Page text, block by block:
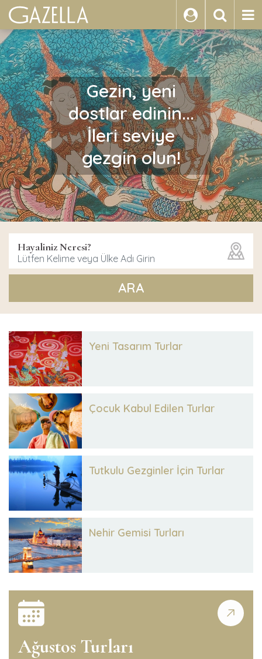
ARA
Gezin, yeni
dostlar edinin...
İleri seviye
gezgin olun!
Hayaliniz Neresi?
ARA
Yeni Tasarım Turlar
Çocuk Kabul Edilen Turlar
Tutkulu Gezginler İçin Turlar
Nehir Gemisi Turları
Ağustos Turları